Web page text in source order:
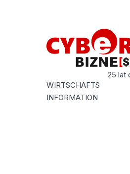
25 lat
WIRTSCHAFTS
INFORMATION